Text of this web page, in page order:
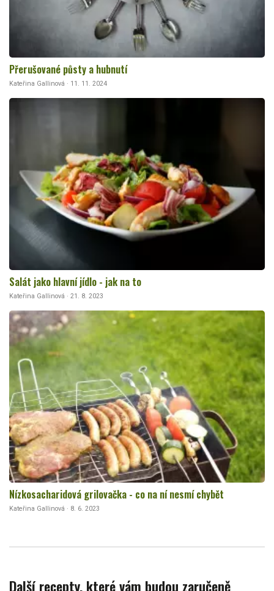
Přerušované půsty a hubnutí
Kateřina Gallinová · 11. 11. 2024
Salát jako hlavní jídlo - jak na to
Kateřina Gallinová · 21. 8. 2023
Nízkosacharidová grilovačka - co na ní nesmí chybět
Kateřina Gallinová · 8. 6. 2023
Další recepty, které vám budou zaručeně